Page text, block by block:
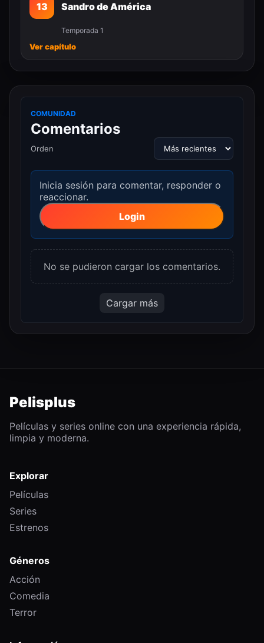
13 Sandro de América
Temporada 1
Ver capítulo
COMUNIDAD
Comentarios
Orden
Inicia sesión para comentar, responder o
reaccionar.
Login
No se pudieron cargar los comentarios.
Cargar más
Pelisplus
Películas y series online con una experiencia rápida,
limpia y moderna.
Explorar
Películas
Series
Estrenos
Géneros
Acción
Comedia
Terror